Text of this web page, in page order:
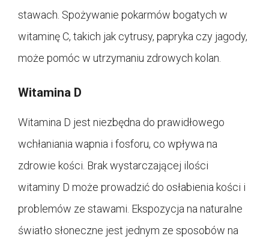
stawach. Spożywanie pokarmów bogatych w
witaminę C, takich jak cytrusy, papryka czy jagody,
może pomóc w utrzymaniu zdrowych kolan.
Witamina D
Witamina D jest niezbędna do prawidłowego
wchłaniania wapnia i fosforu, co wpływa na
zdrowie kości. Brak wystarczającej ilości
witaminy D może prowadzić do osłabienia kości i
problemów ze stawami. Ekspozycja na naturalne
światło słoneczne jest jednym ze sposobów na